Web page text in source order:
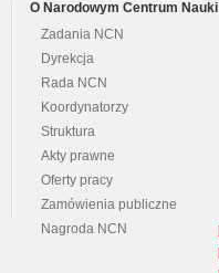
O Narodowym Centrum Nauki
Zadania NCN
Dyrekcja
Rada NCN
Koordynatorzy
Struktura
Akty prawne
Oferty pracy
Zamówienia publiczne
Nagroda NCN